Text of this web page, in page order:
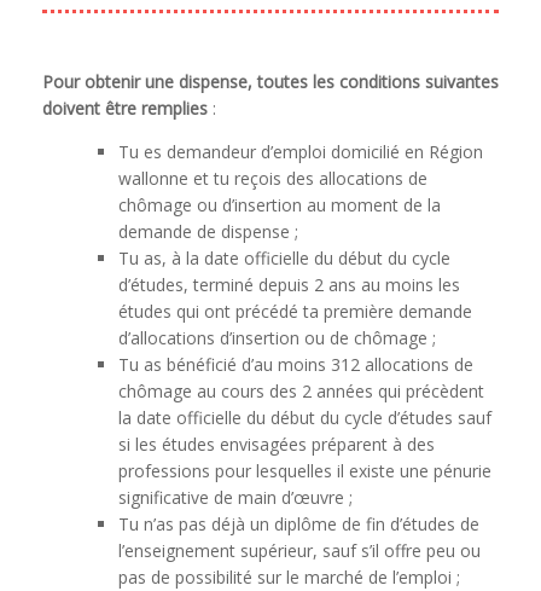
Pour obtenir une dispense, toutes les conditions suivantes
doivent être remplies :
Tu es demandeur d’emploi domicilié en Région
wallonne et tu reçois des allocations de
chômage ou d’insertion au moment de la
demande de dispense ;
Tu as, à la date officielle du début du cycle
d’études, terminé depuis 2 ans au moins les
études qui ont précédé ta première demande
d’allocations d’insertion ou de chômage ;
Tu as bénéficié d’au moins 312 allocations de
chômage au cours des 2 années qui précèdent
la date officielle du début du cycle d’études sauf
si les études envisagées préparent à des
professions pour lesquelles il existe une pénurie
significative de main d’œuvre ;
Tu n’as pas déjà un diplôme de fin d’études de
l’enseignement supérieur, sauf s’il offre peu ou
pas de possibilité sur le marché de l’emploi ;